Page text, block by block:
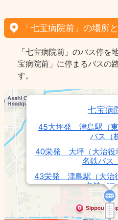
「七宝病院前」の場所
「七宝病院前」のバス停を
宝病院前」に停まるバスの
す。
七宝病
45大坪発 津島駅（
バス（
40栄発 大坪（大治
名鉄バス
43栄発 津島駅（大治
- 名鉄バ
44津島駅発 名鉄バス
治役場前経由） -